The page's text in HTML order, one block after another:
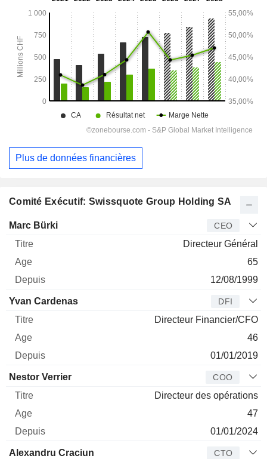
Comité Exécutif: Swissquote Group Holding SA
Dirigeant Titre
Marc Bürki CEO
Directeur Général
65
12/08/1999
Yvan Cardenas DFI
Directeur Financier/CFO
46
01/01/2019
Nestor Verrier COO
Directeur des opérations
47
01/01/2024
Alexandru Craciun CTO
Plus de données financières